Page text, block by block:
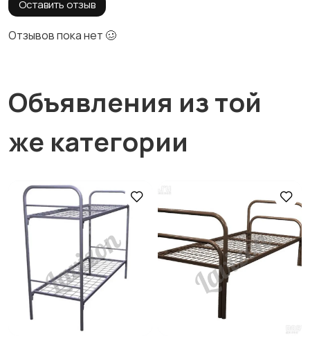
Оставить отзыв
Отзывов пока нет 🥴
Объявления из той
же категории